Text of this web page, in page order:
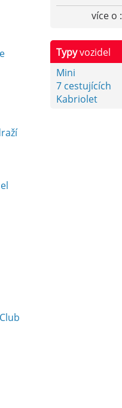
více o :
Typyvozidel
Mini
7 cestujících
Kabriolet